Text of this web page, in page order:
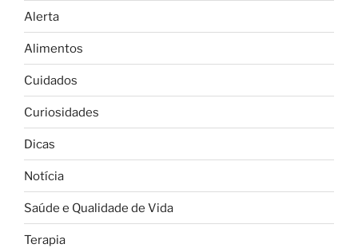
Alerta
Alimentos
Cuidados
Curiosidades
Dicas
Notícia
Saúde e Qualidade de Vida
Terapia